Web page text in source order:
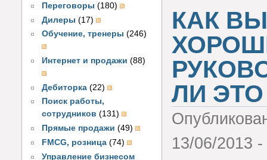
Переговоры (180)
Дилеры (17)
Обучение, тренеры (246)
Интернет и продажи (88)
Дебиторка (22)
Поиск работы,
сотрудников (131)
Прямые продажи (49)
FMCG, розница (74)
Управление бизнесом
КАК
ЛИ
13/06/2013